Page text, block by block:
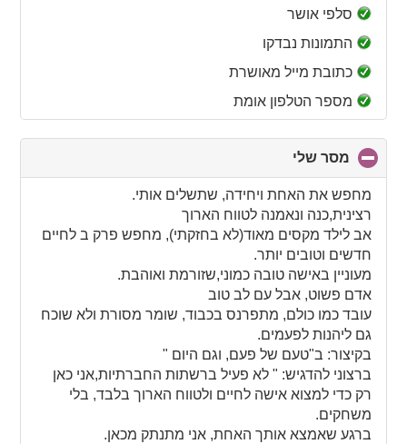
סלפי אושר
התמונות נבדקו
כתובת מייל מאושרת
מספר הטלפון אומת
מסר שלי
to
collapse
contents
מחפש את האחת ויחידה, שתשלים אותי.
רצינית,כנה ונאמנה לטווח הארוך
אב לילד מקסים מאוד(לא בחזקתי), מחפש פרק ב לחיים
חדשים וטובים יותר.
מעוניין באישה טובה כמוני,שזורמת ואוהבת.
אדם פשוט, אבל עם לב טוב
עובד כמו כולם, מתפרנס בכבוד, שומר מסורת ולא שוכח
גם ליהנות לפעמים.
בקיצור: ב"טעם של פעם, וגם היום "
ברצוני להדגיש: " לא פעיל ברשתות החברתיות,אני כאן
רק כדי למצוא אישה לחיים ולטווח הארוך בלבד, בלי
משחקים.
ברגע שאמצא אותך האחת, אני מתנתק מכאן.